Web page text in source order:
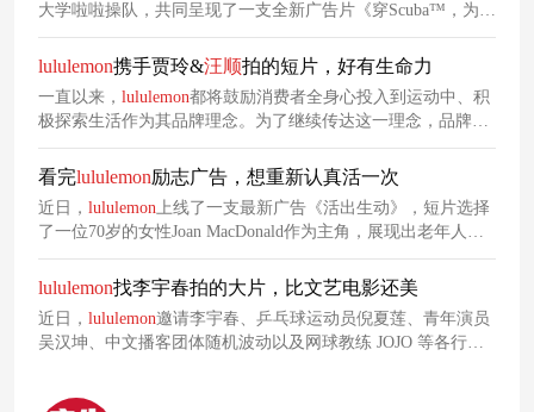
大学啦啦操队，共同呈现了一支全新广告片《穿Scuba™，为自
己喝彩吧》，短片全程舍弃旁白，转而用极为生动的身体律动
作为核心表达载体，让观众直观感受到运动带来的快乐与力
lululemon携手贾玲&汪顺拍的短片，好有生命力
一直以来， lululemon都将鼓励消费者全身心投入到运动中、积
极探索生活作为其品牌理念。为了继续传达这一理念，品牌携
手贾玲、游泳世界冠军汪順，共同呈现了一支TVC《动起来感
觉好就好》，将品牌理念转化为“动起来即生命力”的具象表
看完lululemon励志广告，想重新认真活一次
近日， lululemon上线了一支最新广告《活出生动》，短片选择
了一位70岁的女性Joan MacDonald作为主角，展现出老年人积
极向上、充满活力的一面，借此机会向所有人传递活出精彩、
活出生动的积极生活态度，以及其品牌注重消费者体验的品牌
lululemon找李宇春拍的大片，比文艺电影还美
近日， lululemon邀请李宇春、乒乓球运动员倪夏莲、青年演员
吴汉坤、中文播客团体随机波动以及网球教练 JOJO 等各行业